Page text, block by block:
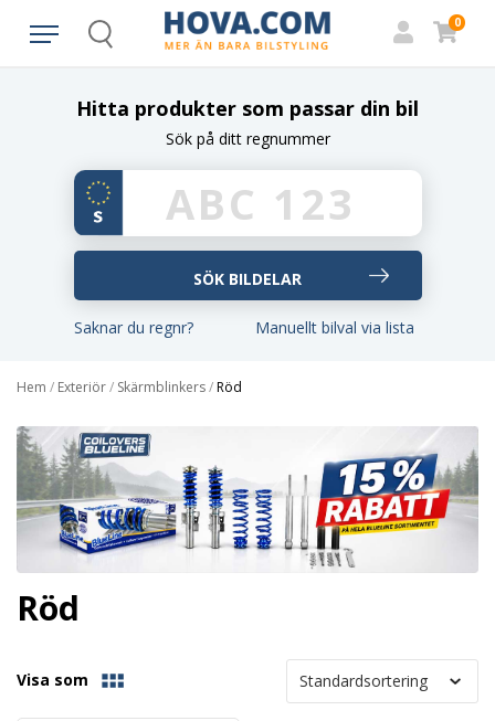
Search
0
Hitta produkter som passar din bil
Sök på ditt regnummer
Saknar du regnr? Manuellt bilval via lista
Hem / Exteriör/ Skärmblinkers/Röd
Röd
Visa som